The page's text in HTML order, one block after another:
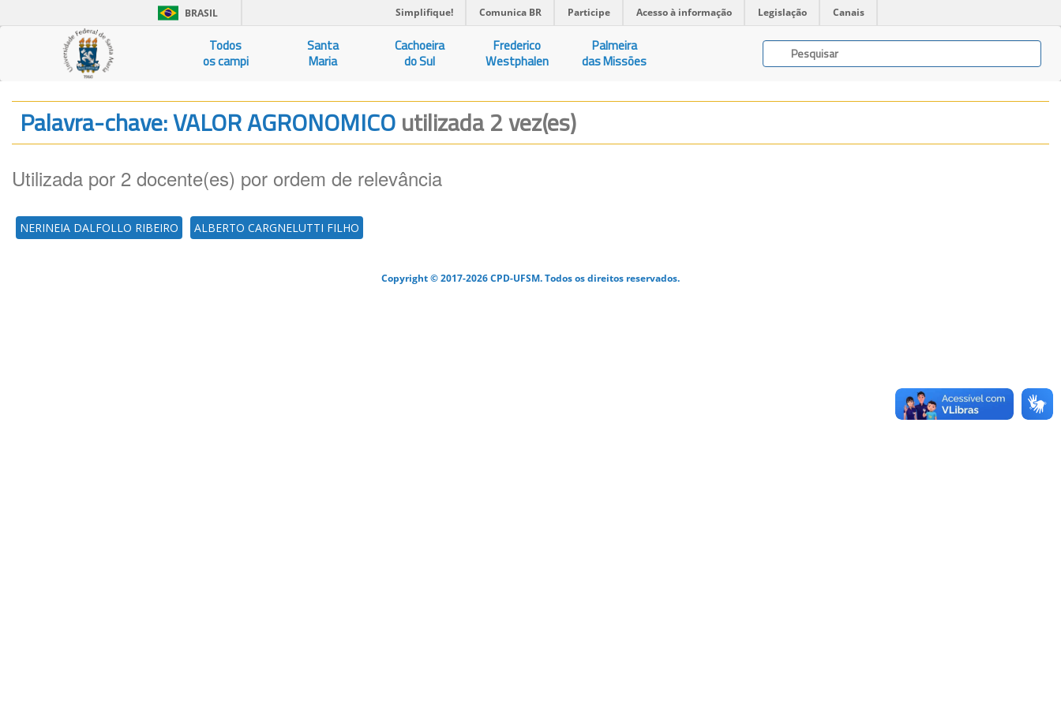
BRASIL Simplifique! Comunica BR Participe Acesso à informação Legislação Canais
Todos
os campi
Santa
Maria
Cachoeira
do Sul
Frederico
Westphalen
Palmeira
das Missões
Palavra-chave: VALOR AGRONOMICOutilizada 2 vez(es)
Utilizada por 2 docente(es) por ordem de relevância
NERINEIA DALFOLLO RIBEIRO ALBERTO CARGNELUTTI FILHO
Copyright © 2017-2026 CPD-UFSM. Todos os direitos reservados.